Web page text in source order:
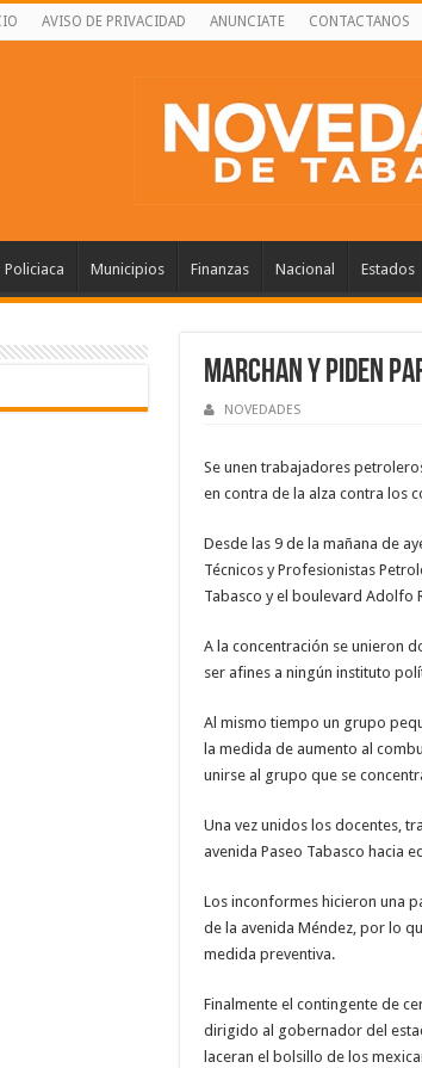
AVISO DE PRIVACIDAD ANUNCIATE CONTACTANOS
Policiaca Municipios Finanzas Nacional Estados
Marchan y piden
NOVEDADES
Se unen trabajadores
en contra de la alza contra los
Desde las 9 de la mañana de
Técnicos y Profesionistas
Tabasco y el boulevard Adolfo
A la concentración se unieron
ser afines a ningún instituto
Al mismo tiempo un grupo
la medida de aumento al
unirse al grupo que se
Una vez unidos los docentes,
avenida Paseo Tabasco hacia
Los inconformes hicieron una
de la avenida Méndez, por lo
medida preventiva.
Finalmente el contingente de
dirigido al gobernador del
laceran el bolsillo de los